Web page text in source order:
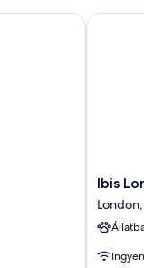
Ibis
London
London,
Ibis
Ibis